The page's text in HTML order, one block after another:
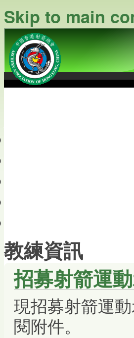
Skip to main
教練資訊
招募射箭運
現招募射箭運
閱附件。